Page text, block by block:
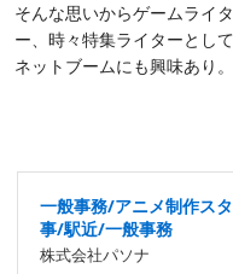
そんな思いからゲームライ
ー、時々特集ライターとし
ネットブームにも興味あり。
一般事務/アニメ制作ス
事/駅近/一般事務
株式会社パソナ